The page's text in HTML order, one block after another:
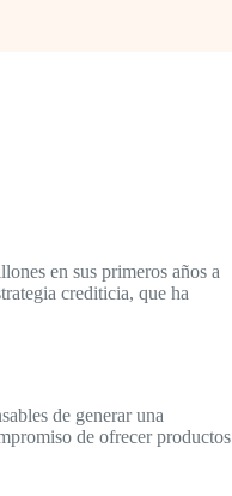
en sus primeros años a
crediticia, que ha
de generar una
de ofrecer productos